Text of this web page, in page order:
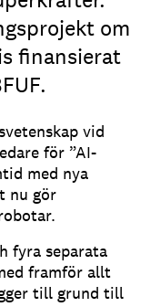
om
finansierat
vid
för ”AI-
med nya
nu gör
fyra separata
framför allt
till grund till